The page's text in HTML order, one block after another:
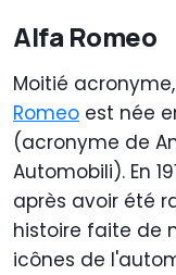
Alfa Romeo
Moitié
Romeo est née
(acronyme de
Automobili). En
après avoir été
histoire faite de
icônes de